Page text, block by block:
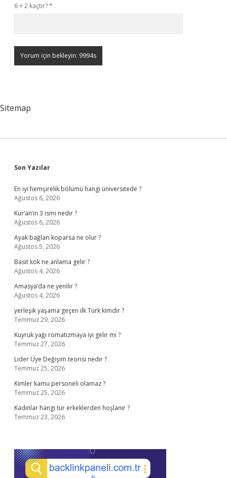
6 + 2 kaçtır?*
Sitemap
Sidebar
Son Yazılar
En iyi hemşirelik bölümü hangi üniversitede ?
Ağustos 6, 2026
Kur’an’ın 3 ismi nedir ?
Ağustos 6, 2026
Ayak bağları koparsa ne olur ?
Ağustos 5, 2026
Basit kök ne anlama gelir ?
Ağustos 4, 2026
Amasya’da ne yenilir ?
Ağustos 4, 2026
yerleşik yaşama geçen ilk Türk kimdir ?
Temmuz 29, 2026
Kuyruk yağı romatizmaya iyi gelir mi ?
Temmuz 27, 2026
Lider Üye Değişim teorisi nedir ?
Temmuz 25, 2026
Kimler kamu personeli olamaz ?
Temmuz 25, 2026
Kadınlar hangi tür erkeklerden hoşlanır ?
Temmuz 23, 2026